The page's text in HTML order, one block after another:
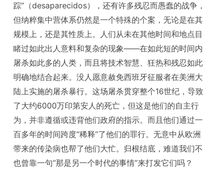
踪”（desaparecidos），还有许多残忍而愚蠢的战争，
但纳粹集中营体系仍然是一个特殊的个案，无论是在其
规模上，还是其性质上。人们从未在其他时间和地点目
睹过如此出人意料和复杂的现象——在如此短的时间内
屠杀如此多的人类，而且将技术智慧、狂热和残忍如此
明确地结合起来。没人愿意赦免西班牙征服者在美洲大
陆上实施的屠杀暴行。这场屠杀贯穿整个16世纪，导致
了大约6000万印第安人的死亡，但这是他们的自主行
为，并非遵循或违背他们政府的指示。而且他们通过一
百多年的时间跨度“稀释”了他们的罪行。无意中从欧洲
带来的传染病也帮了他们大忙。归根结底，难道我们不
也曾靠一句“那是另一个时代的事情”来打发它们吗？